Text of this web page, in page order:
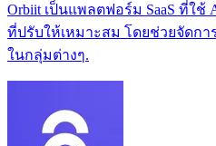
Orbiit เป็นแพลตฟอร์ม SaaS ที่ใช้
ที่ปรับให้เหมาะสม โดยช่วยจัดก
ในกลุ่มต่างๆ.